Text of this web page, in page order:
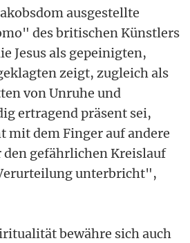
ausgestellte
des britischen Künstlers
Jesus als gepeinigten,
zeigt, zugleich als
von Unruhe und
ertragend präsent sei,
mit dem Finger auf andere
gefährlichen Kreislauf
unterbricht",
bewähre sich auch